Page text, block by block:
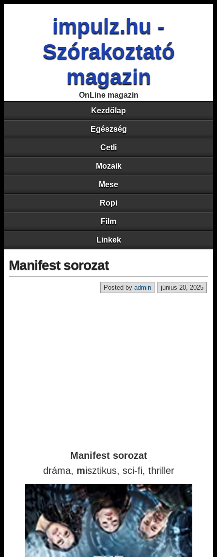
impulz.hu -
Szórakoztató
magazin
OnLine magazin
Kezdőlap
Egészség
Cetli
Mozaik
Mese
Ropi
Film
Linkek
Manifest sorozat
június 20, 2025
Posted by admin
Manifest sorozat
dráma, misztikus, sci-fi, thriller